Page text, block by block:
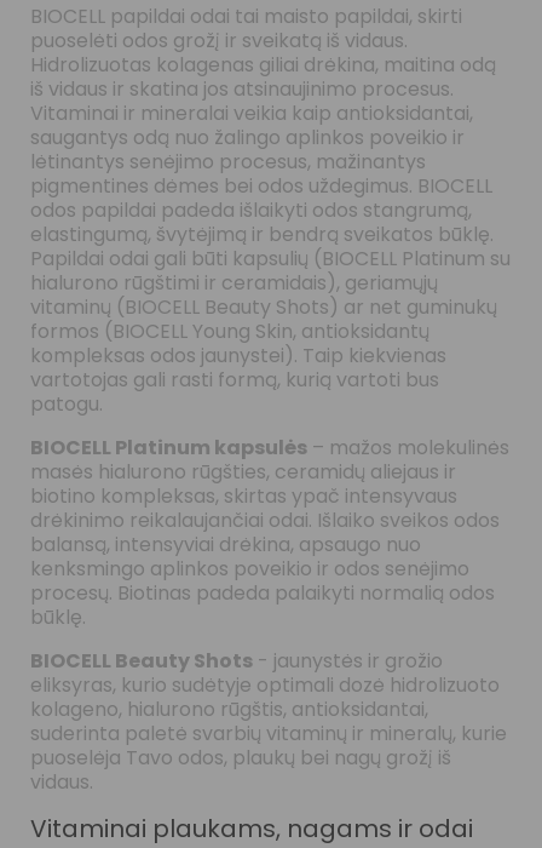
BIOCELL papildai odai tai maisto papildai, skirti
puoselėti odos grožį ir sveikatą iš vidaus.
Hidrolizuotas kolagenas giliai drėkina, maitina odą
iš vidaus ir skatina jos atsinaujinimo procesus.
Vitaminai ir mineralai veikia kaip antioksidantai,
saugantys odą nuo žalingo aplinkos poveikio ir
lėtinantys senėjimo procesus, mažinantys
pigmentines dėmes bei odos uždegimus. BIOCELL
odos papildai padeda išlaikyti odos stangrumą,
elastingumą, švytėjimą ir bendrą sveikatos būklę.
Papildai odai gali būti kapsulių (BIOCELL Platinum su
hialurono rūgštimi ir ceramidais), geriamųjų
vitaminų (BIOCELL Beauty Shots) ar net guminukų
formos (BIOCELL Young Skin, antioksidantų
kompleksas odos jaunystei). Taip kiekvienas
vartotojas gali rasti formą, kurią vartoti bus
patogu.
BIOCELL Platinum kapsulės – mažos molekulinės
masės hialurono rūgšties, ceramidų aliejaus ir
biotino kompleksas, skirtas ypač intensyvaus
drėkinimo reikalaujančiai odai. Išlaiko sveikos odos
balansą, intensyviai drėkina, apsaugo nuo
kenksmingo aplinkos poveikio ir odos senėjimo
procesų. Biotinas padeda palaikyti normalią odos
būklę.
BIOCELL Beauty Shots - jaunystės ir grožio
eliksyras, kurio sudėtyje optimali dozė hidrolizuoto
kolageno, hialurono rūgštis, antioksidantai,
suderinta paletė svarbių vitaminų ir mineralų, kurie
puoselėja Tavo odos, plaukų bei nagų grožį iš
vidaus.
Vitaminai plaukams, nagams ir odai